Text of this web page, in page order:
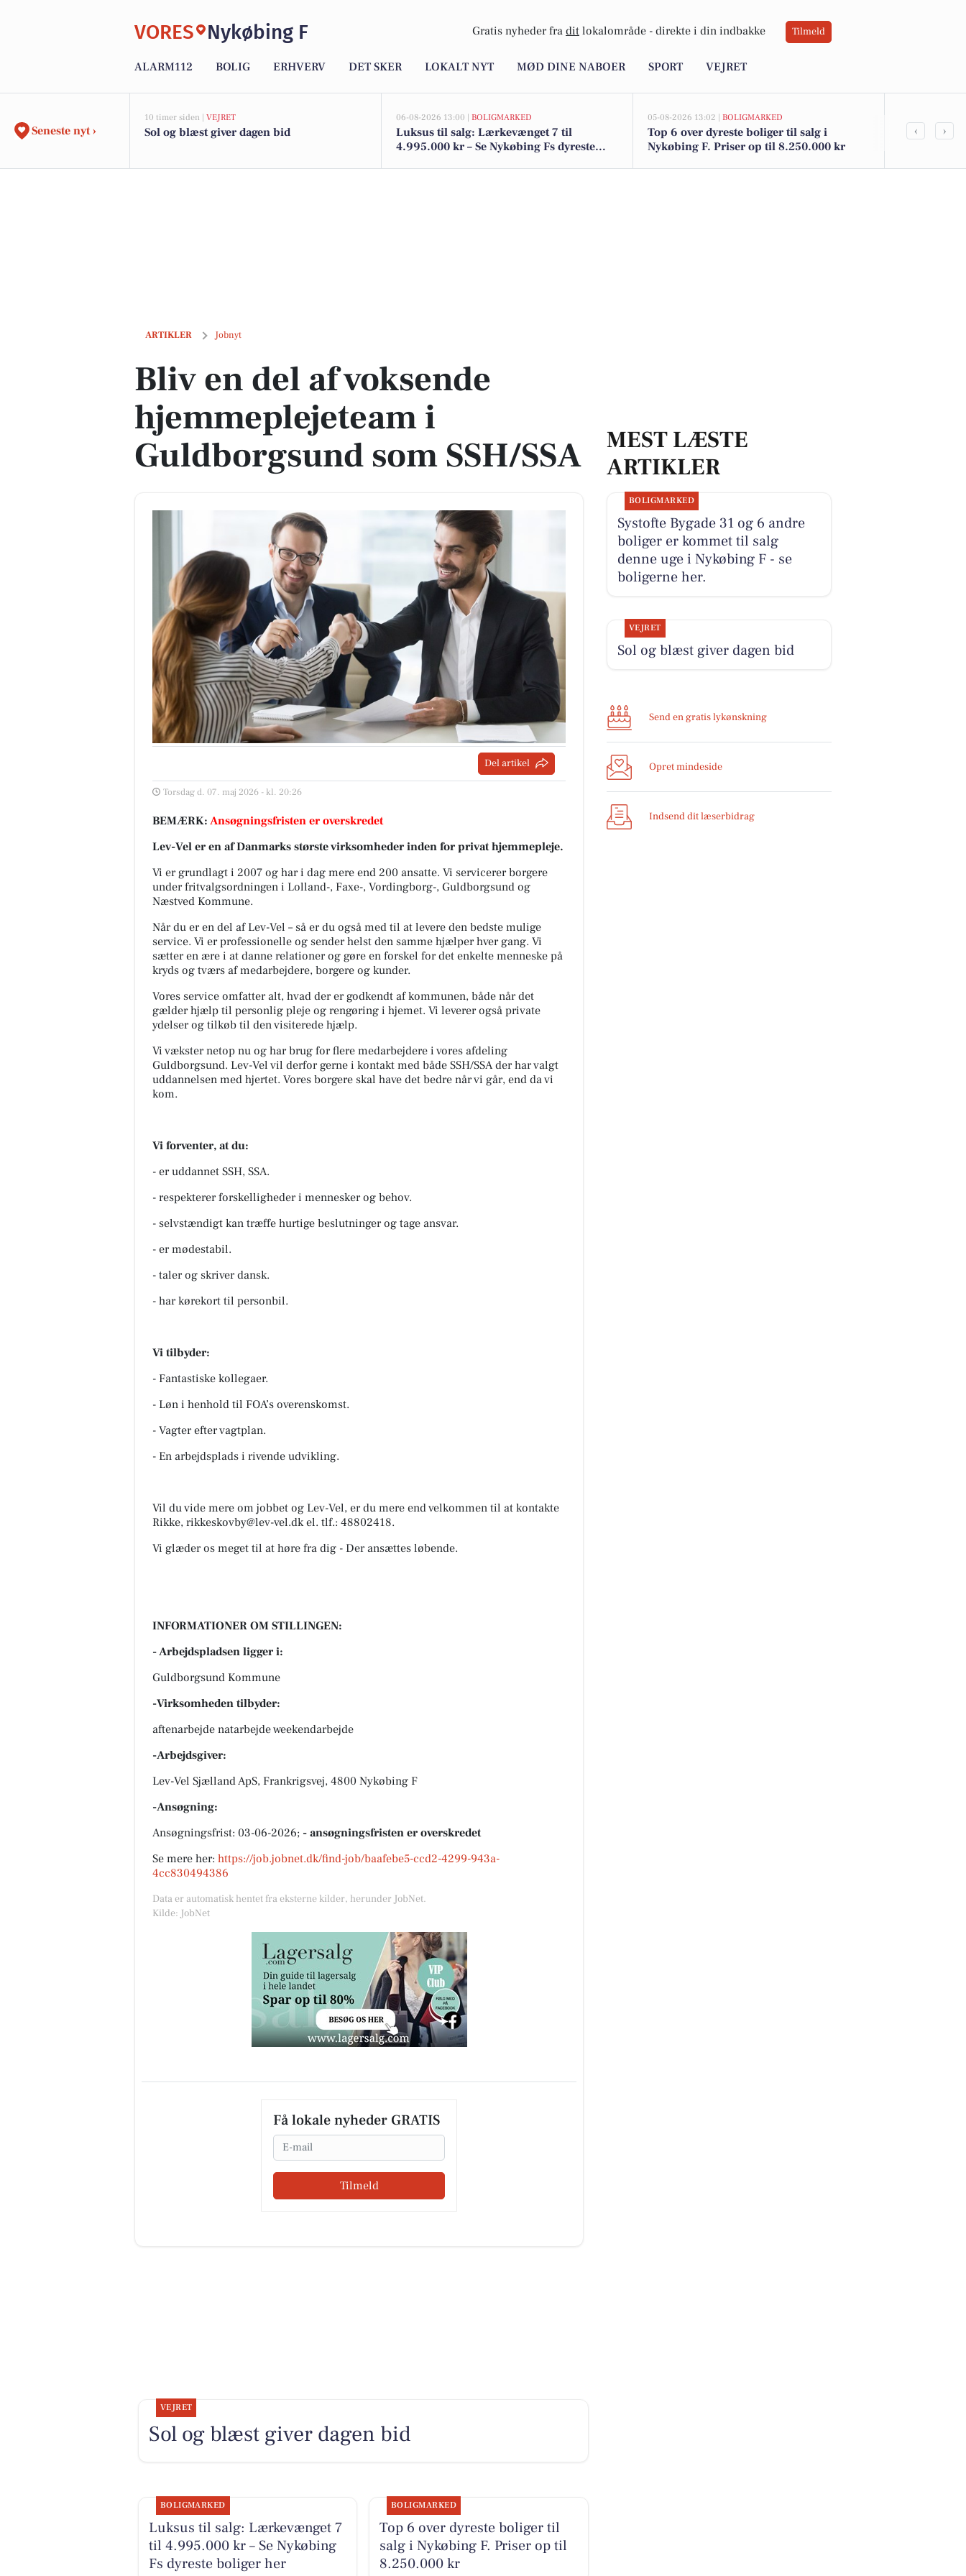
VORES Nykøbing F Gratis nyheder fra dit lokalområde - direkte i din indbakke Tilmeld
ALARM112 BOLIG ERHVERV DET SKER LOKALT NYT MØD DINE NABOER SPORT VEJRET
Seneste nyt ›
10 timer siden | VEJRET
Sol og blæst giver dagen bid
06-08-2026 13:00 | BOLIGMARKED
Luksus til salg: Lærkevænget 7 til
4.995.000 kr – Se Nykøbing Fs dyreste
05-08-2026 13:02 | BOLIGMARKED
Top 6 over dyreste boliger til salg i
Nykøbing F. Priser op til 8.250.000 kr
Systofte
‹ ›
ARTIKLER Jobnyt
Bliv en del af voksende hjemmeplejeteam i Guldborgsund som SSH/SSA
Bliv en del af voksende
hjemmeplejeteam i
Guldborgsund som SSH/SSA
Del artikel
Torsdag d. 07. maj 2026 - kl. 20:26
BEMÆRK: Ansøgningsfristen er overskredet
Lev-Vel er en af Danmarks største virksomheder inden for privat hjemmepleje.
Vi er grundlagt i 2007 og har i dag mere end 200 ansatte. Vi servicerer borgere
under fritvalgsordningen i Lolland-, Faxe-, Vordingborg-, Guldborgsund og
Næstved Kommune.
Når du er en del af Lev-Vel – så er du også med til at levere den bedste mulige
service. Vi er professionelle og sender helst den samme hjælper hver gang. Vi
sætter en ære i at danne relationer og gøre en forskel for det enkelte menneske på
kryds og tværs af medarbejdere, borgere og kunder.
Vores service omfatter alt, hvad der er godkendt af kommunen, både når det
gælder hjælp til personlig pleje og rengøring i hjemet. Vi leverer også private
ydelser og tilkøb til den visiterede hjælp.
Vi vækster netop nu og har brug for flere medarbejdere i vores afdeling
Guldborgsund. Lev-Vel vil derfor gerne i kontakt med både SSH/SSA der har valgt
uddannelsen med hjertet. Vores borgere skal have det bedre når vi går, end da vi
kom.
Vi forventer, at du:
- er uddannet SSH, SSA.
- respekterer forskelligheder i mennesker og behov.
- selvstændigt kan træffe hurtige beslutninger og tage ansvar.
- er mødestabil.
- taler og skriver dansk.
- har kørekort til personbil.
Vi tilbyder:
- Fantastiske kollegaer.
- Løn i henhold til FOA’s overenskomst.
- Vagter efter vagtplan.
- En arbejdsplads i rivende udvikling.
Vil du vide mere om jobbet og Lev-Vel, er du mere end velkommen til at kontakte
Rikke, rikkeskovby@lev-vel.dk el. tlf.: 48802418.
Vi glæder os meget til at høre fra dig - Der ansættes løbende.
INFORMATIONER OM STILLINGEN:
- Arbejdspladsen ligger i:
Guldborgsund Kommune
-Virksomheden tilbyder:
aftenarbejde natarbejde weekendarbejde
-Arbejdsgiver:
Lev-Vel Sjælland ApS, Frankrigsvej, 4800 Nykøbing F
-Ansøgning:
Ansøgningsfrist: 03-06-2026; - ansøgningsfristen er overskredet
Se mere her: https://job.jobnet.dk/find-job/baafebe5-ccd2-4299-943a-
4cc830494386
Data er automatisk hentet fra eksterne kilder, herunder JobNet.
Kilde: JobNet
Få lokale nyheder GRATIS
Email
Tilmeld
MEST LÆSTE
ARTIKLER
BOLIGMARKED
Systofte Bygade 31 og 6 andre
boliger er kommet til salg
denne uge i Nykøbing F - se
boligerne her.
VEJRET
Sol og blæst giver dagen bid
Send en gratis lykønskning
Opret mindeside
Indsend dit læserbidrag
VEJRET
Sol og blæst giver dagen bid
BOLIGMARKED
Luksus til salg: Lærkevænget 7
til 4.995.000 kr – Se Nykøbing
Fs dyreste boliger her
BOLIGMARKED
Top 6 over dyreste boliger til
salg i Nykøbing F. Priser op til
8.250.000 kr